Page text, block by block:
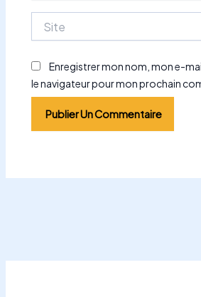
Enregistrer mon nom, mon e-
le navigateur pour mon prochain